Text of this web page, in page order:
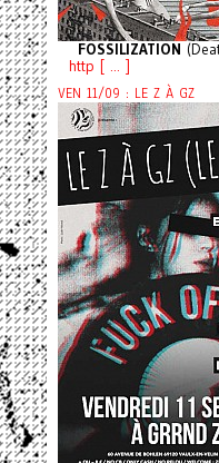
FOSSILIZATION
http [ ... ]
VEN 11/09 : LE Z À GZ